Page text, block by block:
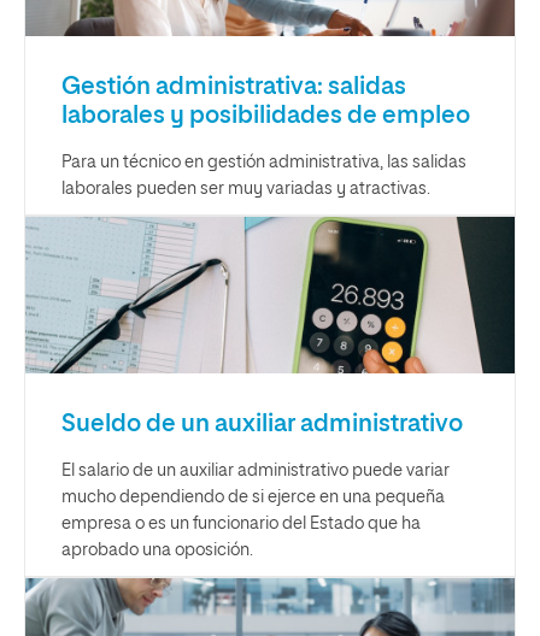
Gestión administrativa: salidas
laborales y posibilidades de empleo
Para un técnico en gestión administrativa, las salidas
laborales pueden ser muy variadas y atractivas.
Sueldo de un auxiliar administrativo
El salario de un auxiliar administrativo puede variar
mucho dependiendo de si ejerce en una pequeña
empresa o es un funcionario del Estado que ha
aprobado una oposición.